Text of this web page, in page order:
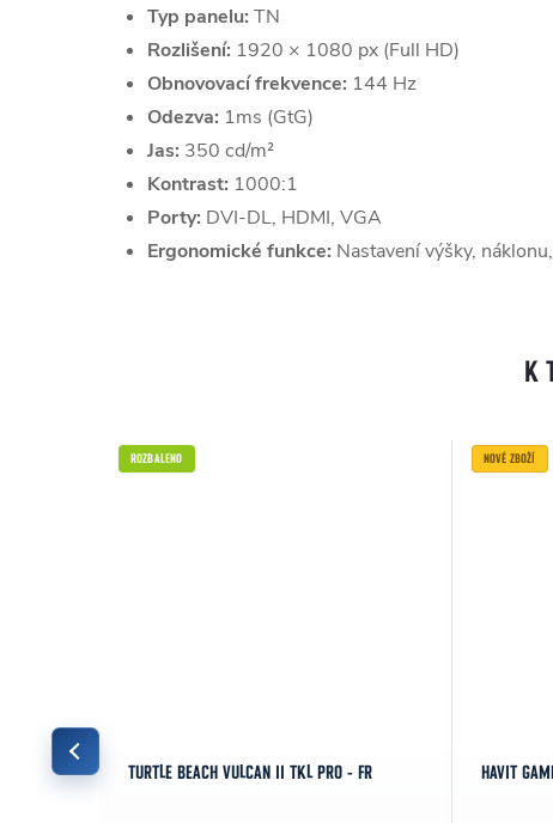
Typ panelu: TN
Rozlišení: 1920 × 1080 px (Full HD)
Obnovovací frekvence: 144 Hz
Odezva: 1ms (GtG)
Jas: 350 cd/m²
Kontrast: 1000:1
Porty: DVI-DL, HDMI, VGA
Ergonomické funkce: Nastavení výšky,
K
SNOW
ROZBALENO
TURTLE BEACH VULCAN II TKL PRO - FR
NOVÉ ZBOŽÍ
HAVIT